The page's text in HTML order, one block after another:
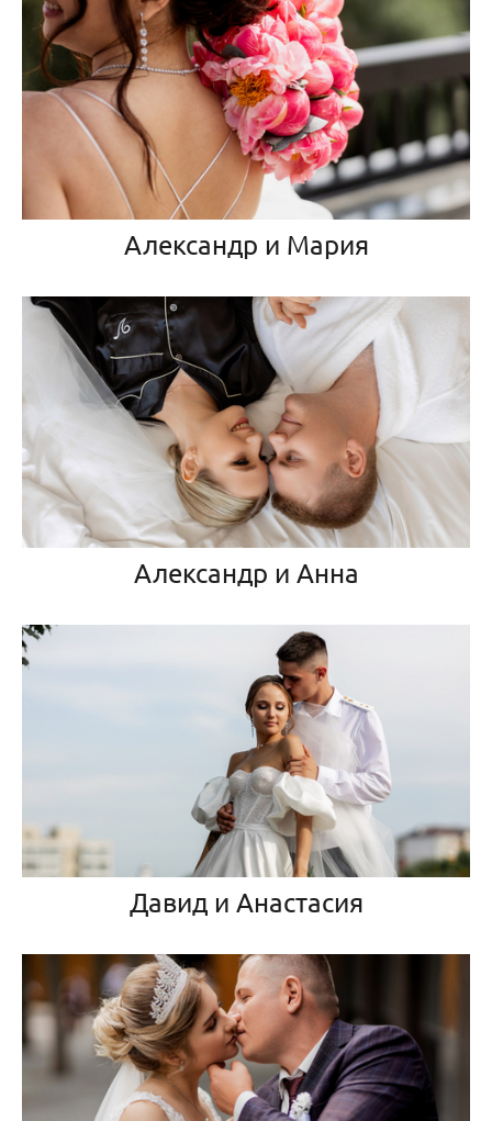
Александр и Мария
Александр и Анна
Давид и Анастасия